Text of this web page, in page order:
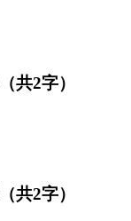
（共2字）
（共2字）